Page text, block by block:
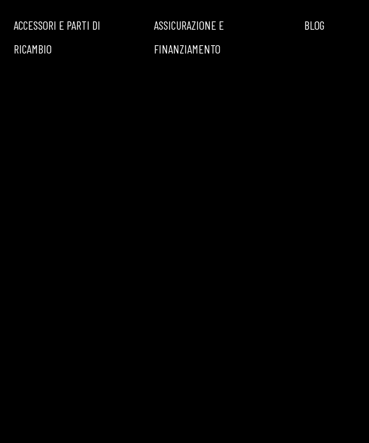
ACCESSORI E PARTI DI
RICAMBIO
ASSICURAZIONE E
FINANZIAMENTO
BLOG